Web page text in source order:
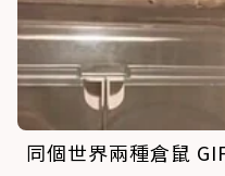
同個世界兩種倉鼠